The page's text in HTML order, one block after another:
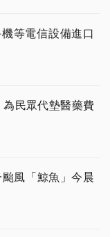
等電信設備進口
民眾代墊醫藥費
風「鯨魚」今晨